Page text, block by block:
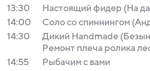
13:30
Настоящий фидер (На
14:00
Соло со спиннингом
14:30
Дикий Handmade
Ремонт плеча ролика
14:55
Рыбачим с вами